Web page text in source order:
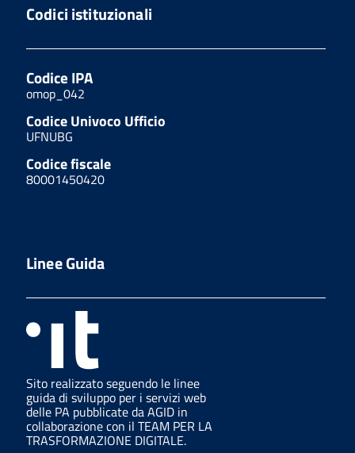
Codici istituzionali
Codice IPA
omop_042
Codice Univoco Ufficio
UFNUBG
Codice fiscale
80001450420
Linee Guida
Sito realizzato seguendo le linee
guida di sviluppo per i servizi web
delle PA pubblicate da AGID in
collaborazione con il TEAM PER LA
TRASFORMAZIONE DIGITALE.